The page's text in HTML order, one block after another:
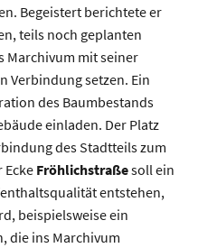
Begeistert berichtete er
teils noch geplanten
Marchivum mit seiner
Verbindung setzen. Ein
des Baumbestands
einladen. Der Platz
des Stadtteils zum
Fröhlichstraßesoll ein
entstehen,
beispielsweise ein
die ins Marchivum